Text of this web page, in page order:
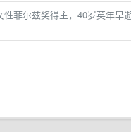
菲尔兹奖得主，40岁英年早